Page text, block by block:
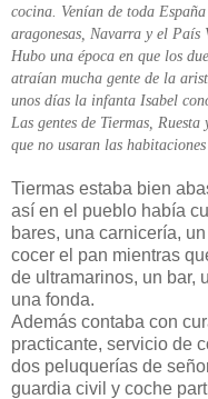
cocina. Venían de toda
aragonesas, Navarra y el País
Hubo una época en que los
atraían mucha gente de la
unos días la infanta Isabel
Las gentes de Tiermas,
que no usaran las
Tiermas estaba bien
así en el pueblo había
bares, una carnicería,
cocer el pan mientras
de ultramarinos, un bar,
una fonda.
Además contaba con
practicante, servicio de
dos peluquerías de
guardia civil y coche